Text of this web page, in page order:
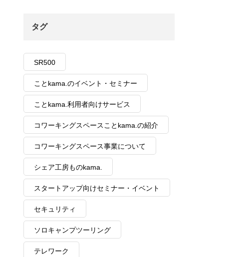
タグ
SR500
ことkama.のイベント・セミナー
ことkama.利用者向けサービス
コワーキングスペースことkama.の紹介
コワーキングスペース事業について
シェア工房ものkama.
スタートアップ向けセミナー・イベント
セキュリティ
ソロキャンプツーリング
テレワーク